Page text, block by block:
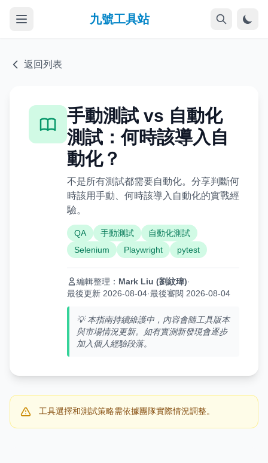
九號工具站
返回列表
手動測試 vs 自動化
測試：何時該導入自
動化？
不是所有測試都需要自動化。分享判斷何
時該用手動、何時該導入自動化的實戰經
驗。
QA 手動測試
自動化測試
Selenium
Playwright pytest
編輯整理： Mark Liu (劉紋瑋)·
最後更新 2026-08-04·最後審閱 2026-08-04
💡 本指南持續維護中，內容會隨工具版本
與市場情況更新。如有實測新發現會逐步
加入個人經驗段落。
工具選擇和測試策略需依據團隊實際情況調整。